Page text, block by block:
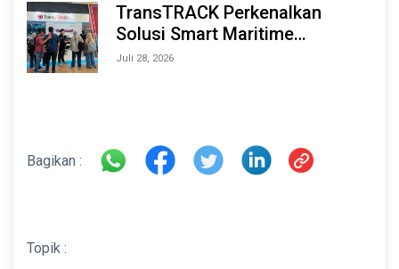
TransTRACK Perkenalkan
Solusi Smart Maritime
Monitoring Berbasis AI dan IoT
Juli 28, 2026
Bagikan :
Topik :